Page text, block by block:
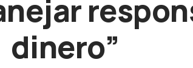
dinero”